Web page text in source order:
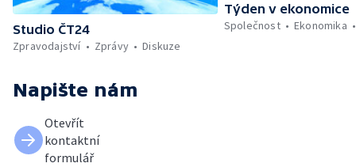
Studio ČT24
Zpravodajství
Zprávy Diskuze
Týden v ekonomice
Společnost
Ekonomika
Napište nám
Otevřít
kontaktní
formulář